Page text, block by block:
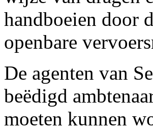
handboeien door
openbare
De agenten van
beëdigd
moeten kunnen